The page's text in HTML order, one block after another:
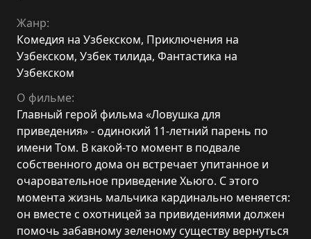
Жанр:
Комедия на Узбекском, Приключения на
Узбекском, Узбек тилида, Фантастика на
Узбекском
О фильме:
Главный герой фильма «Ловушка для
приведения» - одинокий 11-летний парень по
имени Том. В какой-то момент в подвале
собственного дома он встречает упитанное и
очаровательное приведение Хьюго. С этого
момента жизнь мальчика кардинально меняется:
он вместе с охотницей за привидениями должен
помочь забавному зеленому существу вернуться